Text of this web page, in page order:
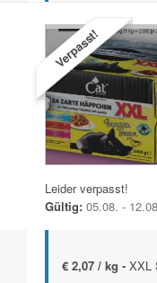
Verpasst!
Leider verpasst!
Gültig: 05.08. -
€ 2,07 / kg - XXL